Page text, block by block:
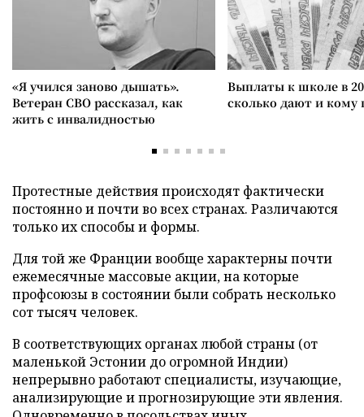
«Я учился заново дышать».
Ветеран СВО рассказал, как
жить с инвалидностью
Выплаты к школе в
сколько дают и
Протестные действия происходят фактически
постоянно и почти во всех странах. Различаются
только их способы и формы.
Для той же Франции вообще характерны почти
ежемесячные массовые акции, на которые
профсоюзы в состоянии были собрать несколько
сот тысяч человек.
В соответствующих органах любой страны (от
маленькой Эстонии до огромной Индии)
непрерывно работают специалисты, изучающие,
анализирующие и прогнозирующие эти явления.